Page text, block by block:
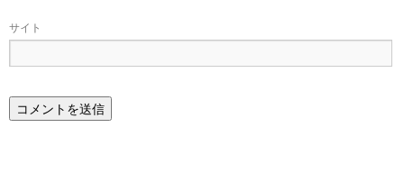
サイト